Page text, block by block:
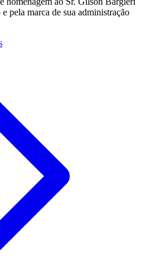
pela marca de sua administração